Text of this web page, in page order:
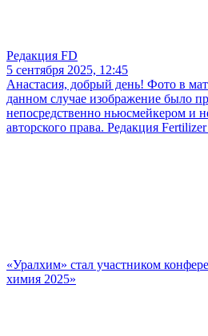
Редакция FD
5 сентября 2025, 12:45
Анастасия, добрый день! Фото в
данном случае изображение было
непосредственно ньюсмейкером и
авторского права. Редакция
«Уралхим» стал участником
химия 2025»